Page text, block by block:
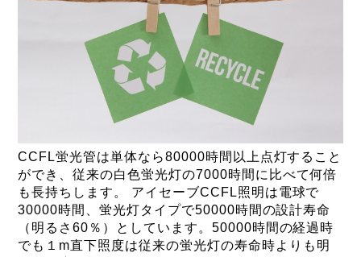
CCFL蛍光管は単体なら80000時間以上点灯すること
ができ、従来の白色蛍光灯の7000時間に比べて何倍
も長持ちします。 アイセーブCCFL照明は電球で
30000時間、蛍光灯タイプで50000時間の設計寿命
（明るさ60％）としています。50000時間の経過時
でも１m直下照度は従来の蛍光灯の寿命時よりも明